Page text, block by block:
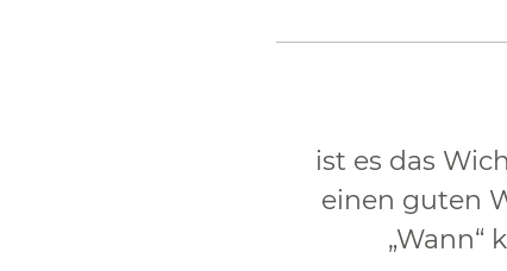
ist es das
einen guten
„Wann“